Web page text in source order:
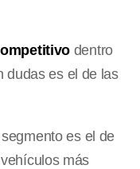
dentro
dudas es el de las
es el de
más